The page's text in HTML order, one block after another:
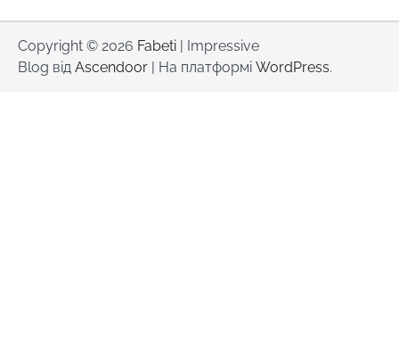
Copyright © 2026 Fabeti | Impressive
Blog від Ascendoor | На платформі WordPress.